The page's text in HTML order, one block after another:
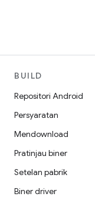
BUILD
Repositori Android
Persyaratan
Mendownload
Pratinjau biner
Setelan pabrik
Biner driver